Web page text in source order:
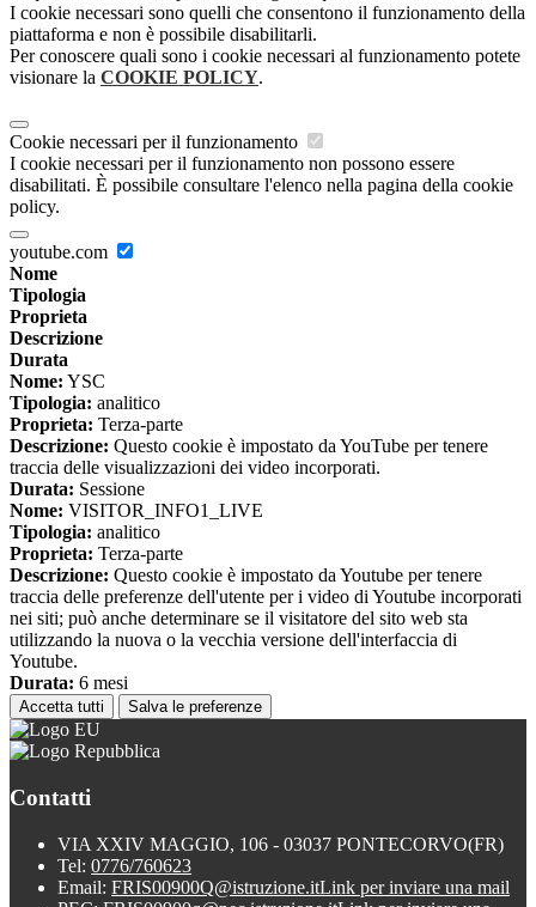
I cookie necessari sono quelli che consentono il funzionamento della
piattaforma e non è possibile disabilitarli.
Per conoscere quali sono i cookie necessari al funzionamento potete
visionare la COOKIE POLICY.
Cookie necessari per il funzionamento
I cookie necessari per il funzionamento non possono essere
disabilitati. È possibile consultare l'elenco nella pagina della cookie
policy.
youtube.com
Nome
Tipologia
Proprieta
Descrizione
Durata
Nome: YSC
Tipologia: analitico
Proprieta: Terza-parte
Descrizione: Questo cookie è impostato da YouTube per tenere
traccia delle visualizzazioni dei video incorporati.
Durata: Sessione
Nome: VISITOR_INFO1_LIVE
Tipologia: analitico
Proprieta: Terza-parte
Descrizione: Questo cookie è impostato da Youtube per tenere
traccia delle preferenze dell'utente per i video di Youtube incorporati
nei siti; può anche determinare se il visitatore del sito web sta
utilizzando la nuova o la vecchia versione dell'interfaccia di
Youtube.
Durata: 6 mesi
Accetta tutti Salva le preferenze
Contatti
VIA XXIV MAGGIO, 106 - 03037 PONTECORVO(FR)
Tel: 0776/760623
Email: FRIS00900Q@istruzione.itLink per inviare una mail